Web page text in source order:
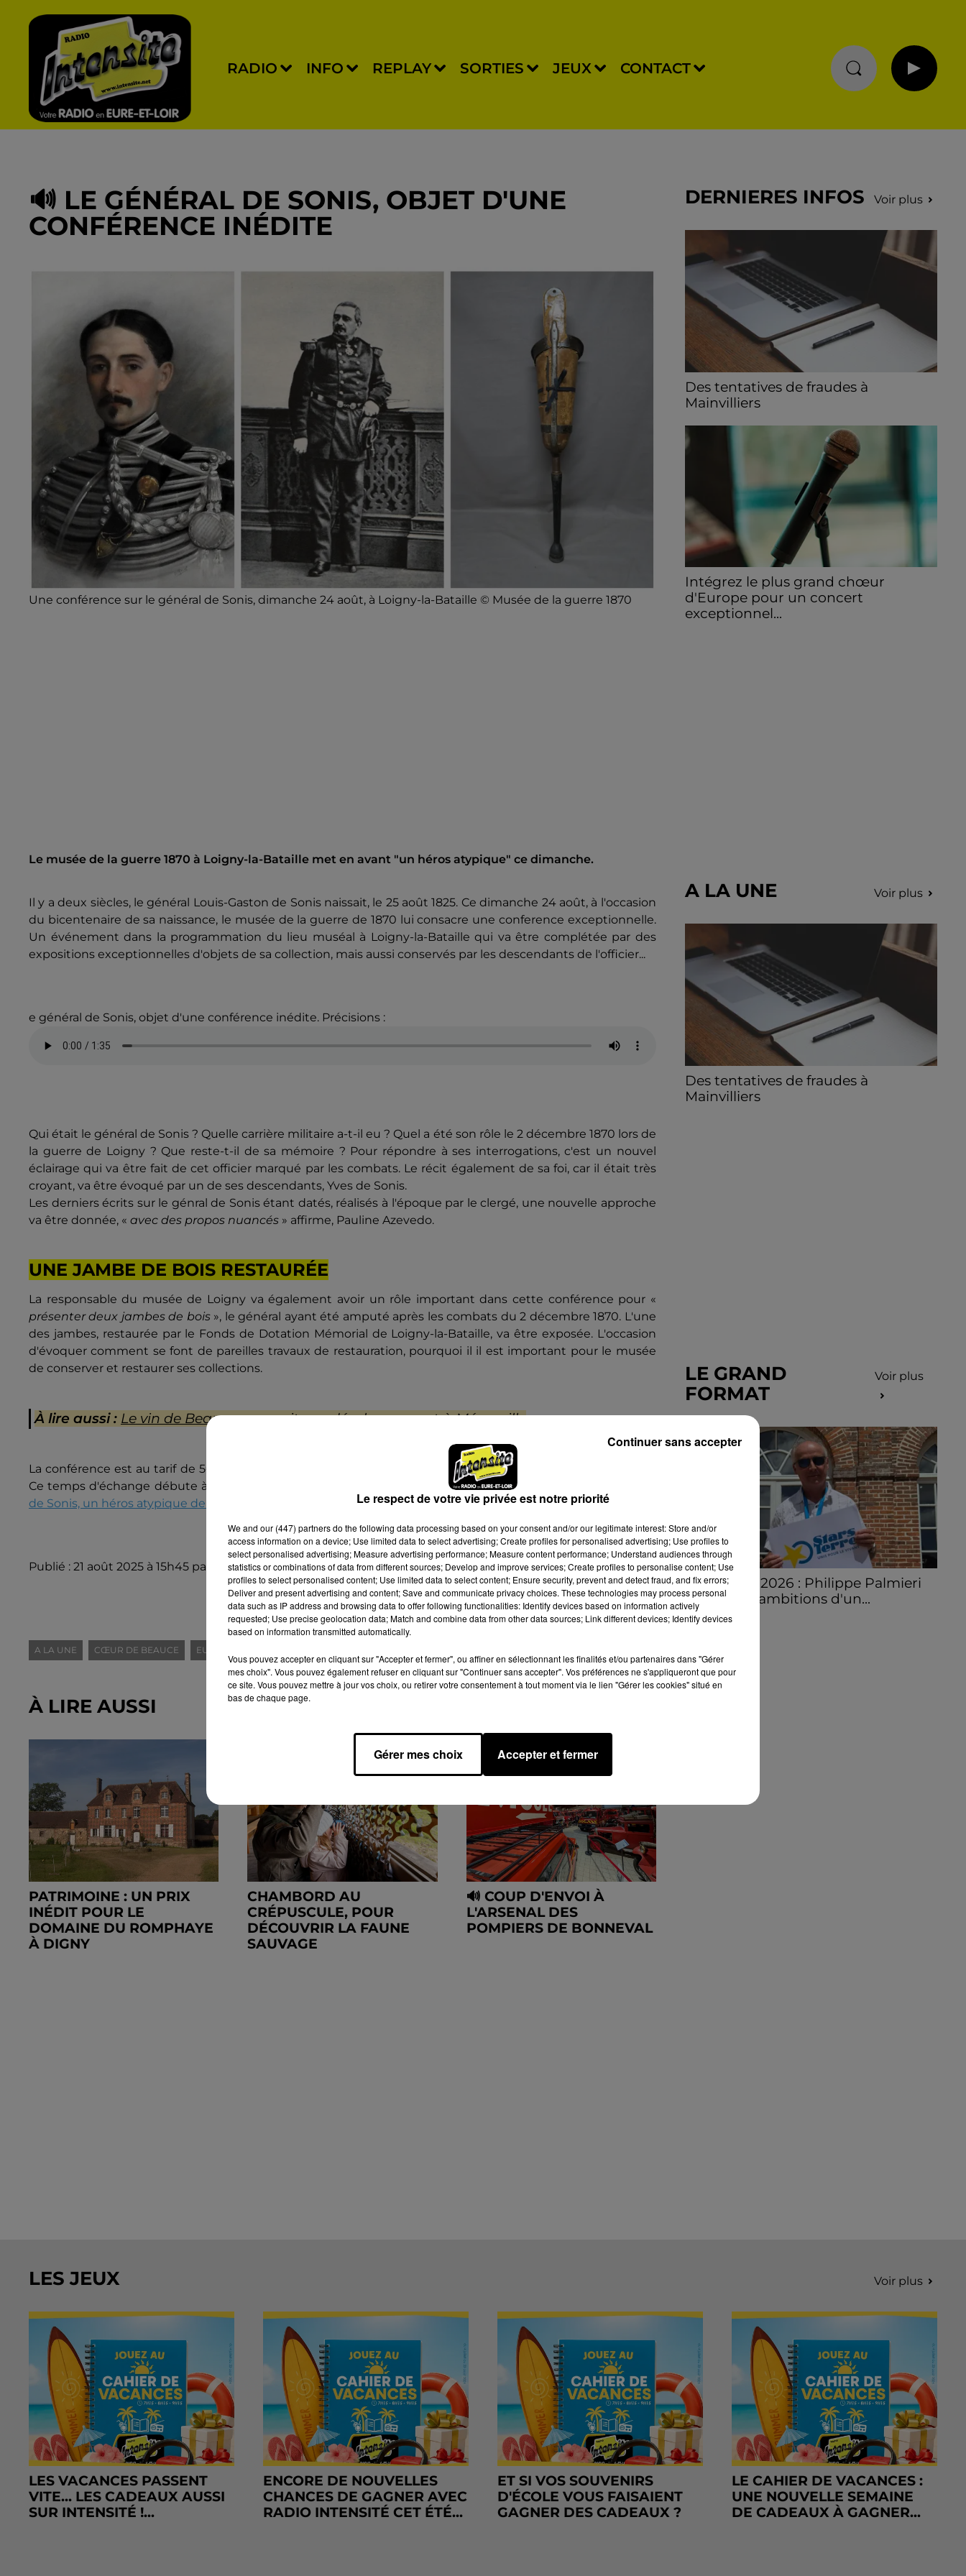
RADIO INFO REPLAY SORTIES JEUX CONTACT
🔊 LE GÉNÉRAL DE SONIS, OBJET D'UNE
CONFÉRENCE INÉDITE
Une conférence sur le général de Sonis, dimanche 24 août, à Loigny-la-Bataille © Musée de la guerre 1870
Le musée de la guerre 1870 à Loigny-la-Bataille met en avant "un héros atypique" ce dimanche.
Il y a deux siècles, le général Louis-Gaston de Sonis naissait, le 25 août 1825. Ce dimanche 24 août, à l'occasion
du bicentenaire de sa naissance, le musée de la guerre de 1870 lui consacre une conference exceptionnelle.
Un événement dans la programmation du lieu muséal à Loigny-la-Bataille qui va être complétée par des
expositions exceptionnelles d'objets de sa collection, mais aussi conservés par les descendants de l'officier...
e général de Sonis, objet d'une conférence inédite. Précisions :
Qui était le général de Sonis ? Quelle carrière militaire a-t-il eu ? Quel a été son rôle le 2 décembre 1870 lors de
la guerre de Loigny ? Que reste-t-il de sa mémoire ? Pour répondre à ses interrogations, c'est un nouvel
éclairage qui va être fait de cet officier marqué par les combats. Le récit également de sa foi, car il était très
croyant, va être évoqué par un de ses descendants, Yves de Sonis.
Les derniers écrits sur le génral de Sonis étant datés, réalisés à l'époque par le clergé, une nouvelle approche
va être donnée, « avec des propos nuancés » affirme, Pauline Azevedo.
UNE JAMBE DE BOIS RESTAURÉE
La responsable du musée de Loigny va également avoir un rôle important dans cette conférence pour «
présenter deux jambes de bois », le général ayant été amputé après les combats du 2 décembre 1870. L'une
des jambes, restaurée par le Fonds de Dotation Mémorial de Loigny-la-Bataille, va être exposée. L'occasion
d'évoquer comment se font de pareilles travaux de restauration, pourquoi il il est important pour le musée
de conserver et restaurer ses collections.
À lire aussi : Le vin de Beauce poursuit son développement à Mérouville
La conférence est au tarif de 5€ par personne, avec la réservation conseillé puisque les places sont limitées.
Ce temps d'échange débute à 15h et va durer environ 1h30. Renseignements et réservation, ici :
de Sonis, un héros atypique de la guerre de 1870
Publié : 21 août 2025 à 15h45 par Jade Bihan
A LA UNE CŒUR DE BEAUCE EURE-ET-LOIR (28)
À LIRE AUSSI
PATRIMOINE : UN PRIX
INÉDIT POUR LE
DOMAINE DU ROMPHAYE
À DIGNY
CHAMBORD AU
CRÉPUSCULE, POUR
DÉCOUVRIR LA FAUNE
SAUVAGE
🔊 COUP D'ENVOI À
L'ARSENAL DES
POMPIERS DE BONNEVAL
DERNIERES INFOS Voir plus
Des tentatives de fraudes à
Mainvilliers
voler vos informations personnelles.
Intégrez le plus grand chœur
d'Europe pour un concert
exceptionnel...
A LA UNE Voir plus
Des tentatives de fraudes à
Mainvilliers
LE GRAND
FORMAT
Voir plus
Stars'Terre 2026 : Philippe Palmieri
dévoile les ambitions d'un...
À quelques semaines de la première
Philippe Palmieri, président...
LES JEUX Voir plus
LES VACANCES PASSENT
VITE... LES CADEAUX AUSSI
SUR INTENSITÉ !...
ENCORE DE NOUVELLES
CHANCES DE GAGNER AVEC
RADIO INTENSITÉ CET ÉTÉ...
ET SI VOS SOUVENIRS
D'ÉCOLE VOUS FAISAIENT
GAGNER DES CADEAUX ?
LE CAHIER DE VACANCES :
UNE NOUVELLE SEMAINE
DE CADEAUX À GAGNER...
Le respect de votre vie privée est notre priorité
We and our (447) partnersdo the following data processing based on your consent and/or our legitimate interest: Store and/or
access information on a device; Use limited data to select advertising; Create profiles for personalised advertising; Use profiles to
select personalised advertising; Measure advertising performance; Measure content performance; Understand audiences through
statistics or combinations of data from different sources; Develop and improve services; Create profiles to personalise content; Use
profiles to select personalised content; Use limited data to select content; Ensure security, prevent and detect fraud, and fix errors;
Deliver and present advertising and content; Save and communicate privacy choices. These technologies may process personal
data such as IP address and browsing data to offer following functionalities: Identify devices based on information actively
requested; Use precise geolocation data; Match and combine data from other data sources; Link different devices; Identify devices
based on information transmitted automatically.
Vous pouvez accepter en cliquant sur "Accepter et fermer", ou affiner en sélectionnant les finalités et/ou partenaires dans "Gérer
mes choix". Vous pouvez également refuser en cliquant sur "Continuer sans accepter". Vos préférences ne s'appliqueront que pour
ce site. Vous pouvez mettre à jour vos choix, ou retirer votre consentement à tout moment via le lien "Gérer les cookies" situé en
bas de chaque page.
Gérer mes choix Accepter et fermer
Continuer sans accepter